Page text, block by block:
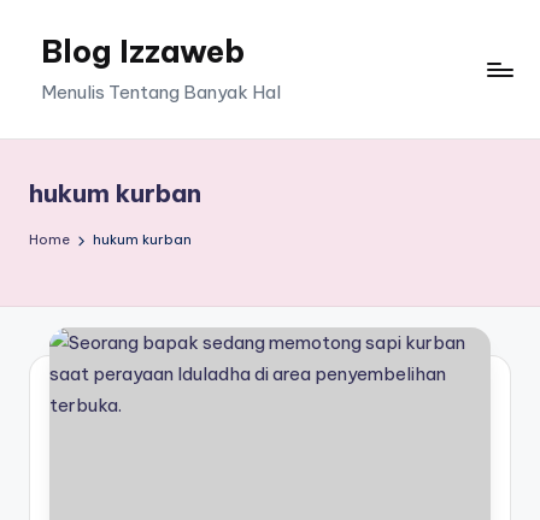
Blog Izzaweb
Menulis Tentang Banyak Hal
hukum kurban
Home hukum kurban